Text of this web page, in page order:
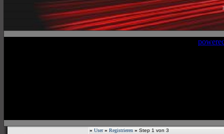
»
» User» Registrieren» Step 1 von 3